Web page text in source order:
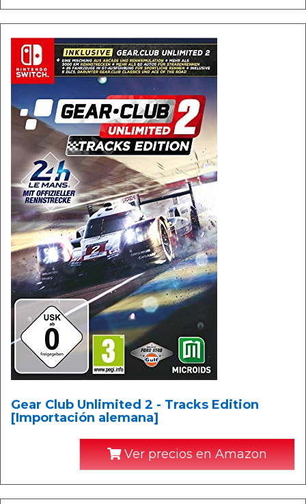
Gear Club Unlimited 2 - Tracks Edition
[Importación alemana]
Ver precios en Amazon